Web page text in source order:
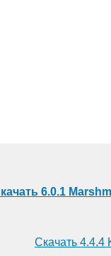
6.0.1
Скачать 4.4.4